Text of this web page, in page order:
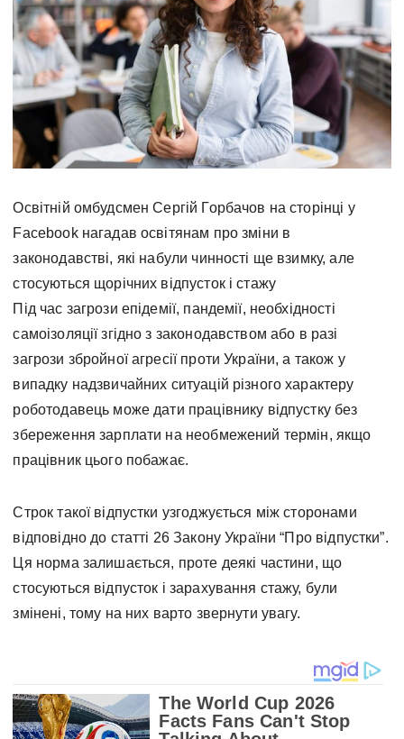
Освітній омбудсмен Сергій Горбачов на сторінці у
Facebook нагадав освітянам про зміни в
законодавстві, які набули чинності ще взимку, але
стосуються щорічних відпусток і стажу
Під час загрози епідемії, пандемії, необхідності
самоізоляції згідно з законодавством або в разі
загрози збройної агресії проти України, а також у
випадку надзвичайних ситуацій різного характеру
роботодавець може дати працівнику відпустку без
збереження зарплати на необмежений термін, якщо
працівник цього побажає.
Строк такої відпустки узгоджується між сторонами
відповідно до статті 26 Закону України “Про відпустки”.
Ця норма залишається, проте деякі частини, що
стосуються відпусток і зарахування стажу, були
змінені, тому на них варто звернути увагу.